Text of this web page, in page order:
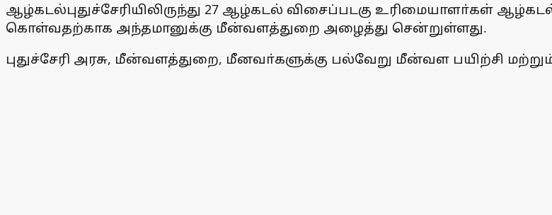
ஆழ்கடல்புதுச்சேரியிலிருந்து 27 ஆழ்கடல் விசைப்படகு உரிமையாளா்கள்
கொள்வதற்காக அந்தமானுக்கு மீன்வளத்துறை அழைத்து சென்றுள்ளது.
புதுச்சேரி அரசு, மீன்வளத்துறை, மீனவா்களுக்கு பல்வேறு மீன்வள பயிற்சி